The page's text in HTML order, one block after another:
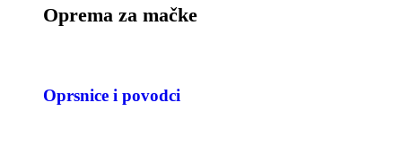
Oprema za mačke
Oprsnice i povodci